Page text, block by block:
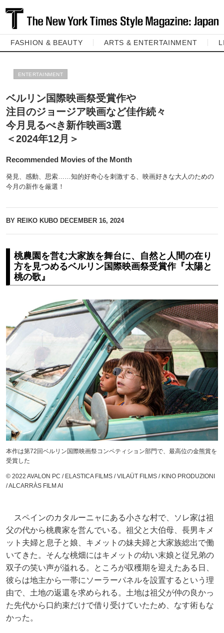
FASHION & BEAUTY ARTS & ENTERTAINMENT
ENTERTAINMENT
ベルリン国際映画祭受賞作や
注目のジョージア映画など佳作続々
今月見るべき新作映画3選
＜2024年12月＞
Recommended Movies of the Month
発見、感動、思索……知的好奇心を刺激する、映画好きな大人のための
今月の新作を厳選！
BY REIKO KUBO DECEMBER 16, 2024
桃農園を営む大家族を舞台に、自然と人間の在り
方を見つめるベルリン国際映画祭受賞作『太陽と
桃の歌』
本作は第72回ベルリン国際映画祭コンペティション部門で、最高位の金熊賞を
受賞した
© 2022 AVALON PC / ELASTICA FILMS / VILAÜT FILMS / KINO PRODUZIONI
/ ALCARRÀS FILM AI
スペインのカタルーニャにある小さな村で、ソレ家は祖
父の代から桃農家を営んでいる。祖父と大伯母、長男キメ
ット夫婦と息子と娘、キメットの妹夫婦と大家族総出で働
いてきた。そんな桃畑にはキメットの幼い末娘と従兄弟の
双子の笑い声が溢れる。ところが収穫期を迎えたある日、
彼らは地主から一帯にソーラーパネルを設置するという理
由で、土地の返還を求められる。土地は祖父が仲の良かっ
た先代から口約束だけで借り受けていたため、なす術もな
かった。